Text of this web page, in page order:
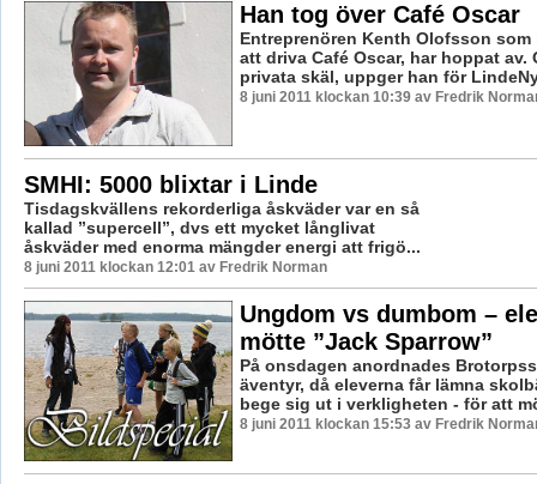
Han tog över Café Oscar
Entreprenören Kenth Olofsson som
att driva Café Oscar, har hoppat av.
privata skäl, uppger han för
8 juni 2011 klockan 10:39 av Fredrik
SMHI: 5000 blixtar i Linde
Tisdagskvällens rekorderliga åskväder var en så
kallad ”supercell”, dvs ett mycket långlivat
åskväder med enorma mängder energi att frigö...
8 juni 2011 klockan 12:01 av Fredrik Norman
Ungdom vs dumbom –
mötte ”Jack Sparrow”
På onsdagen anordnades
äventyr, då eleverna får lämna
bege sig ut i verkligheten - för att
8 juni 2011 klockan 15:53 av Fredrik